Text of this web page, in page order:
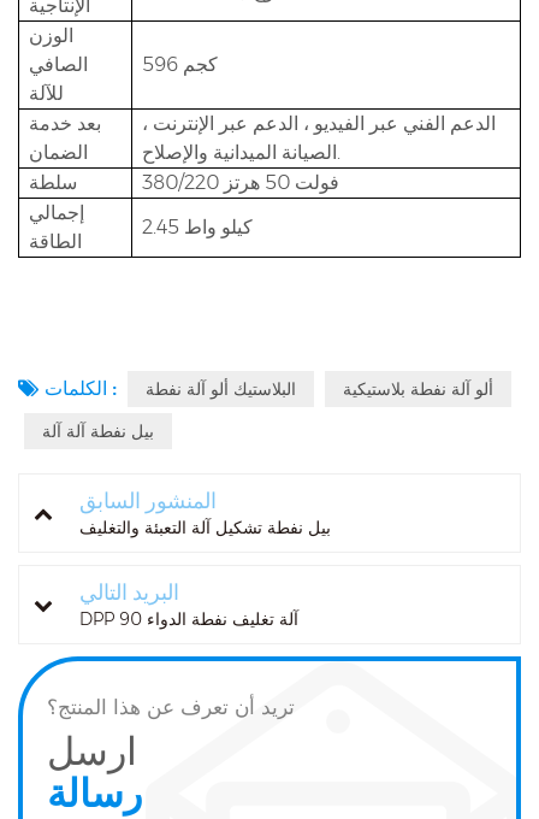
الإنتاجية
الوزن
الصافي
للآلة
596 كجم
بعد خدمة
الضمان
الدعم الفني عبر الفيديو ، الدعم عبر الإنترنت ،
الصيانة الميدانية والإصلاح.
سلطة
380/220 فولت 50 هرتز
إجمالي
الطاقة
2.45 كيلو واط
الكلمات : البلاستيك ألو آلة نفطة
ألو آلة نفطة بلاستيكية
بيل نفطة آلة آلة
المنشور السابق
بيل نفطة تشكيل آلة التعبئة والتغليف
البريد التالي
DPP 90 آلة تغليف نفطة الدواء
تريد أن تعرف عن هذا المنتج؟
ارسل
رسالة